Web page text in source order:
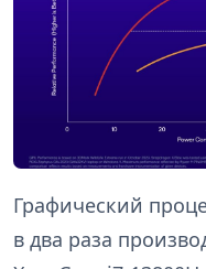
Графический
в два раза